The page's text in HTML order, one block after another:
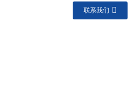
联系我们